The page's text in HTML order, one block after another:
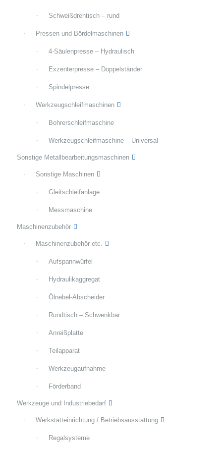
Schweißdrehtisch – rund
Pressen und Bördelmaschinen
4-Säulenpresse – Hydraulisch
Exzenterpresse – Doppelständer
Spindelpresse
Werkzeugschleifmaschinen
Bohrerschleifmaschine
Werkzeugschleifmaschine – Universal
Sonstige Metallbearbeitungsmaschinen
Sonstige Maschinen
Gleitschleifanlage
Messmaschine
Maschinenzubehör
Maschinenzubehör etc.
Aufspannwürfel
Hydraulikaggregat
Ölnebel-Abscheider
Rundtisch – Schwenkbar
Anreißplatte
Teilapparat
Werkzeugaufnahme
Förderband
Werkzeuge und Industriebedarf
Werkstatteinrichtung / Betriebsausstattung
Regalsysteme